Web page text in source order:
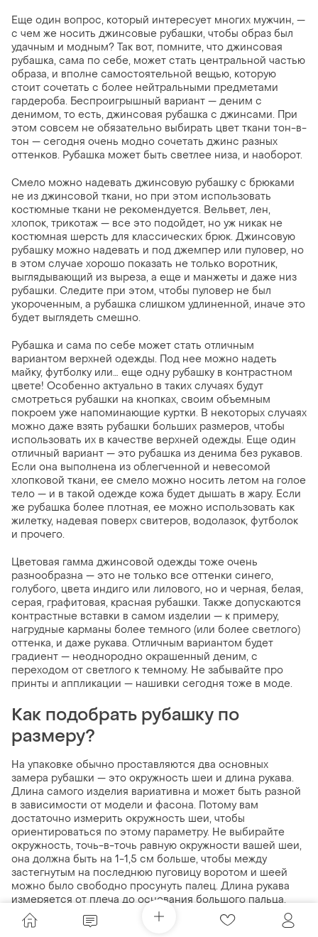
Еще один вопрос, который интересует многих мужчин, —
с чем же носить джинсовые рубашки, чтобы образ был
удачным и модным? Так вот, помните, что джинсовая
рубашка, сама по себе, может стать центральной частью
образа, и вполне самостоятельной вещью, которую
стоит сочетать с более нейтральными предметами
гардероба. Беспроигрышный вариант — деним с
денимом, то есть, джинсовая рубашка с джинсами. При
этом совсем не обязательно выбирать цвет ткани тон-в-
тон — сегодня очень модно сочетать джинс разных
оттенков. Рубашка может быть светлее низа, и наоборот.
Смело можно надевать джинсовую рубашку с брюками
не из джинсовой ткани, но при этом использовать
костюмные ткани не рекомендуется. Вельвет, лен,
хлопок, трикотаж — все это подойдет, но уж никак не
костюмная шерсть для классических брюк. Джинсовую
рубашку можно надевать и под джемпер или пуловер, но
в этом случае хорошо показать не только воротник,
выглядывающий из выреза, а еще и манжеты и даже низ
рубашки. Следите при этом, чтобы пуловер не был
укороченным, а рубашка слишком удлиненной, иначе это
будет выглядеть смешно.
Рубашка и сама по себе может стать отличным
вариантом верхней одежды. Под нее можно надеть
майку, футболку или… еще одну рубашку в контрастном
цвете! Особенно актуально в таких случаях будут
смотреться рубашки на кнопках, своим объемным
покроем уже напоминающие куртки. В некоторых случаях
можно даже взять рубашки больших размеров, чтобы
использовать их в качестве верхней одежды. Еще один
отличный вариант — это рубашка из денима без рукавов.
Если она выполнена из облегченной и невесомой
хлопковой ткани, ее смело можно носить летом на голое
тело — и в такой одежде кожа будет дышать в жару. Если
же рубашка более плотная, ее можно использовать как
жилетку, надевая поверх свитеров, водолазок, футболок
и прочего.
Цветовая гамма джинсовой одежды тоже очень
разнообразна — это не только все оттенки синего,
голубого, цвета индиго или лилового, но и черная, белая,
серая, графитовая, красная рубашки. Также допускаются
контрастные вставки в самом изделии — к примеру,
нагрудные карманы более темного (или более светлого)
оттенка, и даже рукава. Отличным вариантом будет
градиент — неоднородно окрашенный деним, с
переходом от светлого к темному. Не забывайте про
принты и аппликации — нашивки сегодня тоже в моде.
Как подобрать рубашку по
размеру?
На упаковке обычно проставляются два основных
замера рубашки — это окружность шеи и длина рукава.
Длина самого изделия вариативна и может быть разной
в зависимости от модели и фасона. Потому вам
достаточно измерить окружность шеи, чтобы
ориентироваться по этому параметру. Не выбирайте
окружность, точь-в-точь равную окружности вашей шеи,
она должна быть на 1-1,5 см больше, чтобы между
застегнутым на последнюю пуговицу воротом и шеей
можно было свободно просунуть палец. Длина рукава
измеряется от плеча до основания большого пальца,
при этом руку нужно держать не направленную вниз, а
параллельно полу и перпендикулярно телу. В идеале